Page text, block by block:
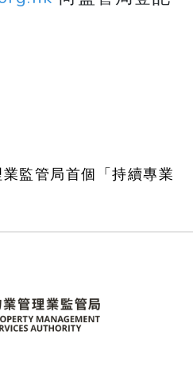
監管局首個「持續專業